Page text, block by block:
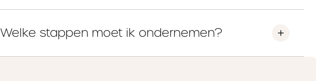
Welke stappen moet ik ondernemen?